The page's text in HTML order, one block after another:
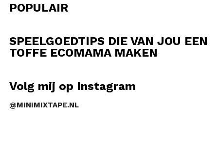
POPULAIR
SPEELGOEDTIPS DIE VAN JOU EEN
TOFFE ECOMAMA MAKEN
Volg mij op Instagram
@MINIMIXTAPE.NL